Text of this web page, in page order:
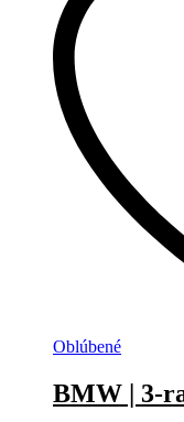
Oblúbené
BMW | 3-